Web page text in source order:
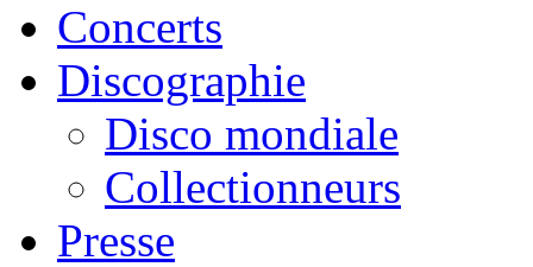
Concerts
Discographie
Disco mondiale
Collectionneurs
Presse